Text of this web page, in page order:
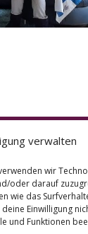
verwalten
wir
oder darauf
wie das
Einwilligung
und Funktionen